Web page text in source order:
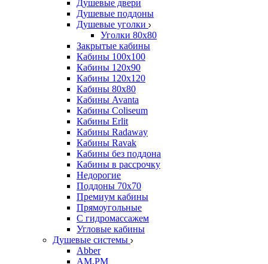
Душевые двери
Душевые поддоны
Душевые уголки
Уголки 80х80
Закрытые кабины
Кабины 100x100
Кабины 120x90
Кабины 120х120
Кабины 80х80
Кабины Avanta
Кабины Coliseum
Кабины Erlit
Кабины Radaway
Кабины Ravak
Кабины без поддона
Кабины в рассрочку
Недорогие
Поддоны 70x70
Премиум кабины
Прямоугольные
С гидромассажем
Угловые кабины
Душевые системы
Abber
AM.PM